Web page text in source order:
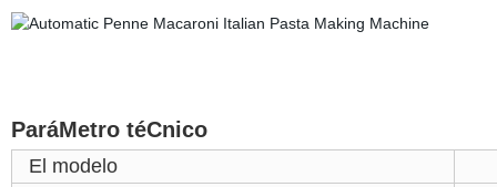
ParáMetro téCnico
El modelo